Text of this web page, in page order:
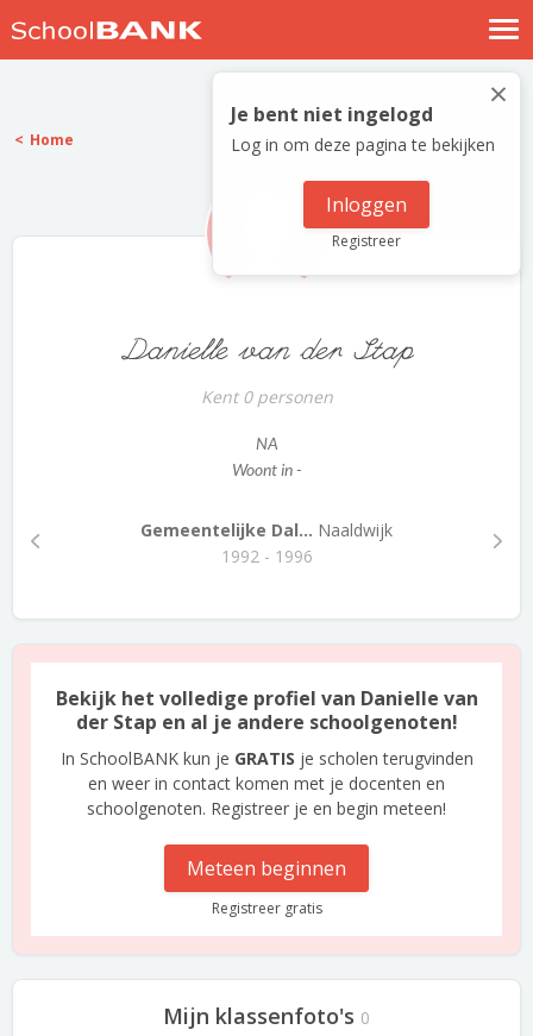
Nostalgische verhalen
Log in
Meld je gratis aan
×
Je bent niet ingelogd
Log in om deze pagina te bekijken
Inloggen
Registreer
Home
Danielle van der Stap
Kent 0 personen
NA
Woont in -
Gemeentelijke Dal... Naaldwijk
1992 - 1996
Bekijk het volledige profiel van Danielle van
der Stap en al je andere schoolgenoten!
In SchoolBANK kun je GRATIS je scholen terugvinden
en weer in contact komen met je docenten en
schoolgenoten. Registreer je en begin meteen!
Meteen beginnen
Registreer gratis
Mijn klassenfoto's 0